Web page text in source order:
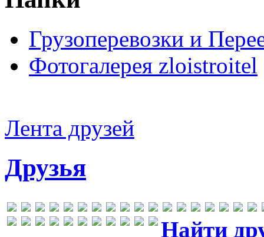
Грузоперевозки и
Фотогалерея zloistroitel
Лента друзей
Друзья
Найти